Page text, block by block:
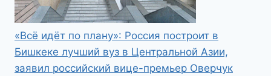
«Всё идёт по плану»: Россия построит в
Бишкеке лучший вуз в Центральной Азии,
заявил российский вице-премьер Оверчук